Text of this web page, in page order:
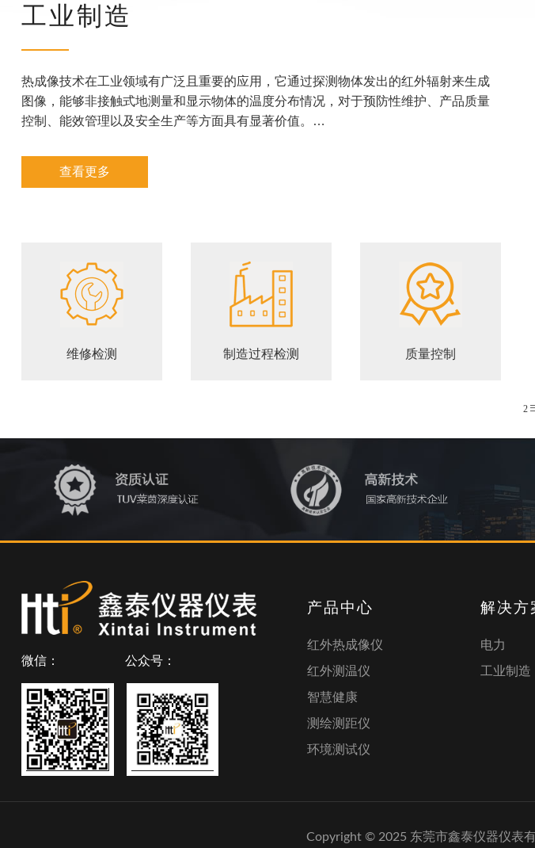
工业制造
热成像技术在工业领域有广泛且重要的应用，它通过探测物体发出的红外辐射来生成
图像，能够非接触式地测量和显示物体的温度分布情况，对于预防性维护、产品质量
控制、能效管理以及安全生产等方面具有显著价值。…
查看更多
维修检测 制造过程检测 质量控制
2
微信： 公众号：
产品中心
红外热成像仪
红外测温仪
智慧健康
测绘测距仪
环境测试仪
解决方
电力
工业制造
Copyright © 2025 东莞市鑫泰仪器仪表